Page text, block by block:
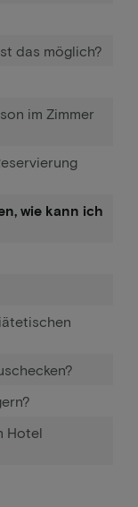
das möglich?
im Zimmer
wie kann ich
Hotel